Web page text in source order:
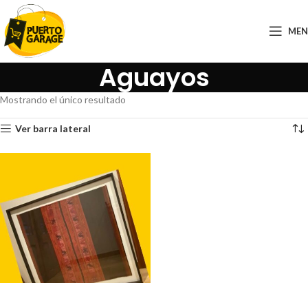
Aguayos
Mostrando el único resultado
Ver barra lateral